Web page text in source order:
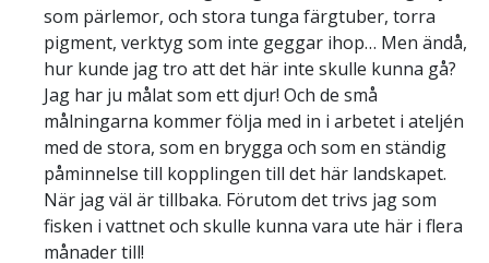
som pärlemor, och stora tunga färgtuber, torra
pigment, verktyg som inte geggar ihop… Men ändå,
hur kunde jag tro att det här inte skulle kunna gå?
Jag har ju målat som ett djur! Och de små
målningarna kommer följa med in i arbetet i ateljén
med de stora, som en brygga och som en ständig
påminnelse till kopplingen till det här landskapet.
När jag väl är tillbaka. Förutom det trivs jag som
fisken i vattnet och skulle kunna vara ute här i flera
månader till!